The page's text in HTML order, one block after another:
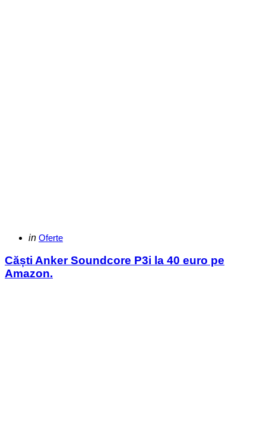
Categories
Posted
in Oferte
Căști Anker Soundcore P3i la 40 euro pe
Amazon.